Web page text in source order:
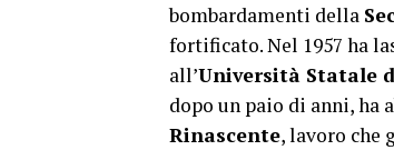
bombardamenti della
fortificato. Nel 1957 ha
all’Università Statale
dopo un paio di anni, ha
Rinascente, lavoro che